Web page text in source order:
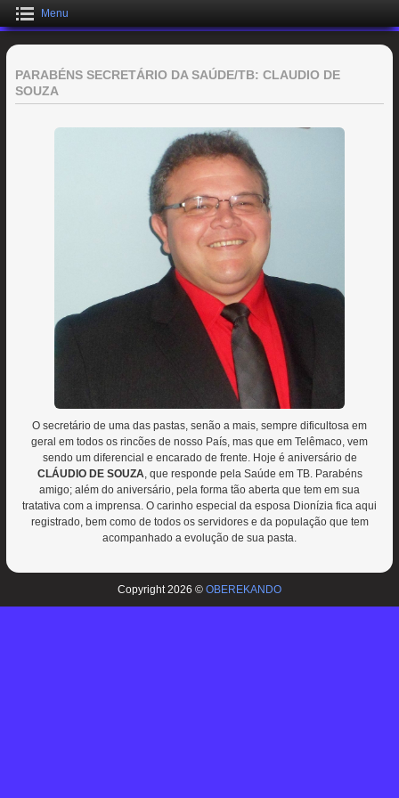
Menu
PARABÉNS SECRETÁRIO DA SAÚDE/TB: CLAUDIO DE
SOUZA
O secretário de uma das pastas, senão a mais, sempre dificultosa em
geral em todos os rincões de nosso País, mas que em Telêmaco, vem
sendo um diferencial e encarado de frente. Hoje é aniversário de
CLÁUDIO DE SOUZA, que responde pela Saúde em TB. Parabéns
amigo; além do aniversário, pela forma tão aberta que tem em sua
tratativa com a imprensa. O carinho especial da esposa Dionízia fica aqui
registrado, bem como de todos os servidores e da população que tem
acompanhado a evolução de sua pasta.
Copyright 2026 © OBEREKANDO